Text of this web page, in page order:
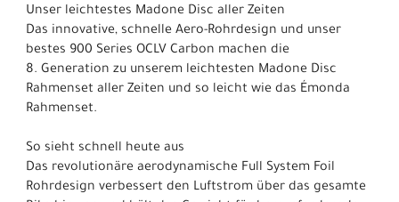
Unser leichtestes Madone Disc aller Zeiten
Das innovative, schnelle Aero-Rohrdesign und unser
bestes 900 Series OCLV Carbon machen die
8. Generation zu unserem leichtesten Madone Disc
Rahmenset aller Zeiten und so leicht wie das Émonda
Rahmenset.
So sieht schnell heute aus
Das revolutionäre aerodynamische Full System Foil
Rohrdesign verbessert den Luftstrom über das gesamte